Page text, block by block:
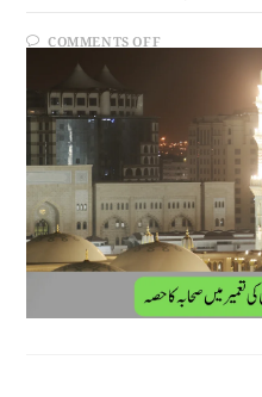
COMMENTS OFF